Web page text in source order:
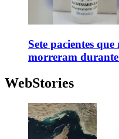
Sete pacientes
morreram
WebStories